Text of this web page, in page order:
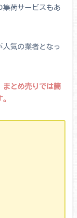
集荷サービスもあ
気の業者となっ
まとめ売りでは簡